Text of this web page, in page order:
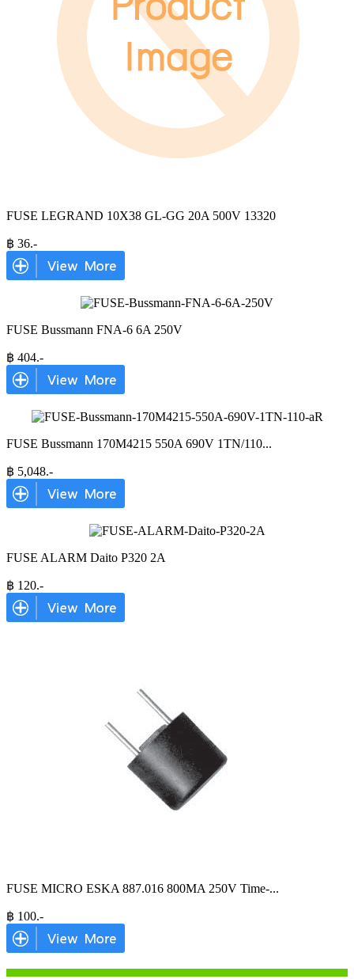
FUSE LEGRAND 10X38 GL-GG 20A 500V 13320
฿ 36.-
FUSE Bussmann FNA-6 6A 250V
฿ 404.-
FUSE Bussmann 170M4215 550A 690V 1TN/110...
฿ 5,048.-
FUSE ALARM Daito P320 2A
฿ 120.-
FUSE MICRO ESKA 887.016 800MA 250V Time-...
฿ 100.-